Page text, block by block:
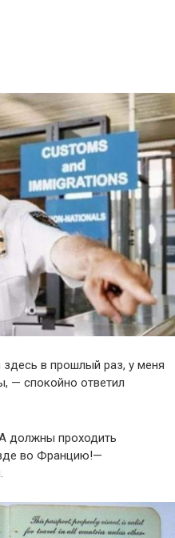
в прошлый раз, у меня
— спокойно ответил
должны проходить
во Францию!—